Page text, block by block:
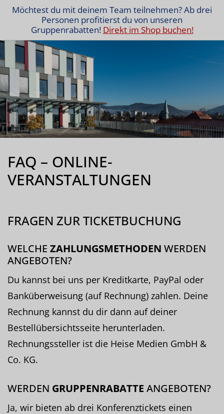
Möchtest du mit deinem Team teilnehmen? Ab drei
Personen profitierst du von unseren
Gruppenrabatten! Direkt im Shop buchen!
FAQ – ONLINE-
VERANSTALTUNGEN
FRAGEN ZUR TICKETBUCHUNG
WELCHE ZAHLUNGSMETHODEN WERDEN
ANGEBOTEN?
Du kannst bei uns per Kreditkarte, PayPal oder
Banküberweisung (auf Rechnung) zahlen. Deine
Rechnung kannst du dir dann auf deiner
Bestellübersichtsseite herunterladen.
Rechnungssteller ist die Heise Medien GmbH &
Co. KG.
WERDEN GRUPPENRABATTE ANGEBOTEN?
Ja, wir bieten ab drei Konferenztickets einen